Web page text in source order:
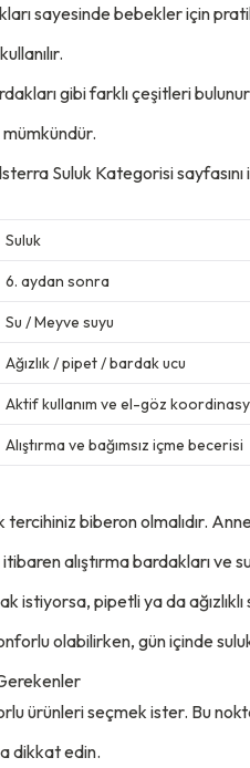
sayesinde bebekler için
gibi farklı çeşitleri
mümkündür.
Suluk Kategorisi
Suluk
6. aydan sonra
Su / Meyve suyu
Ağızlık / pipet / bardak ucu
Aktif kullanım ve el-göz
Alıştırma ve bağımsız içme becerisi
biberon olmalıdır.
alıştırma bardakları ve
istiyorsa, pipetli ya da
olabilirken, gün içinde
ürünleri seçmek ister. Bu
dikkat edin.